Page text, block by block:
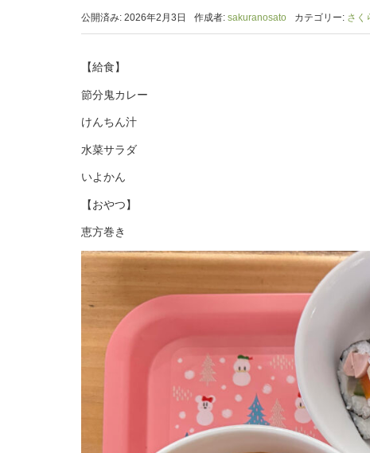
公開済み: 2026年2月3日 作成者: sakuranosato カテゴリー: さく
【給食】
節分鬼カレー
けんちん汁
水菜サラダ
いよかん
【おやつ】
恵方巻き